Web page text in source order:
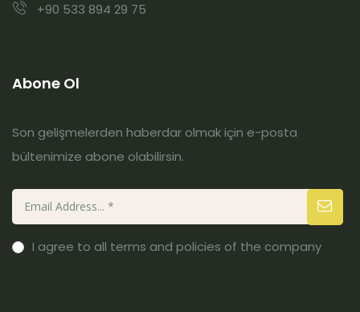
+90 533 894 29 75
Abone Ol
Son gelişmelerden haberdar olmak için e-posta
bültenimize abone olabilirsin.
I agree to all terms and policies of the company